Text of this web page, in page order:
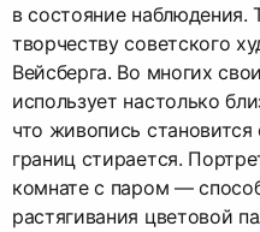
в состояние
творчеству советского
Вейсберга. Во многих
использует настолько
что живопись
границ стирается.
комнате с паром —
растягивания цветовой